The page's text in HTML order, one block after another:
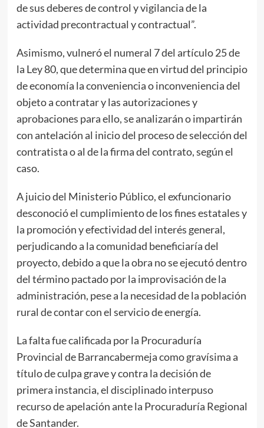
de sus deberes de control y vigilancia de la
actividad precontractual y contractual”.
Asimismo, vulneró el numeral 7 del artículo 25 de
la Ley 80, que determina que en virtud del principio
de economía la conveniencia o inconveniencia del
objeto a contratar y las autorizaciones y
aprobaciones para ello, se analizarán o impartirán
con antelación al inicio del proceso de selección del
contratista o al de la firma del contrato, según el
caso.
A juicio del Ministerio Público, el exfuncionario
desconoció el cumplimiento de los fines estatales y
la promoción y efectividad del interés general,
perjudicando a la comunidad beneficiaría del
proyecto, debido a que la obra no se ejecutó dentro
del término pactado por la improvisación de la
administración, pese a la necesidad de la población
rural de contar con el servicio de energía.
La falta fue calificada por la Procuraduría
Provincial de Barrancabermeja como gravísima a
título de culpa grave y contra la decisión de
primera instancia, el disciplinado interpuso
recurso de apelación ante la Procuraduría Regional
de Santander.